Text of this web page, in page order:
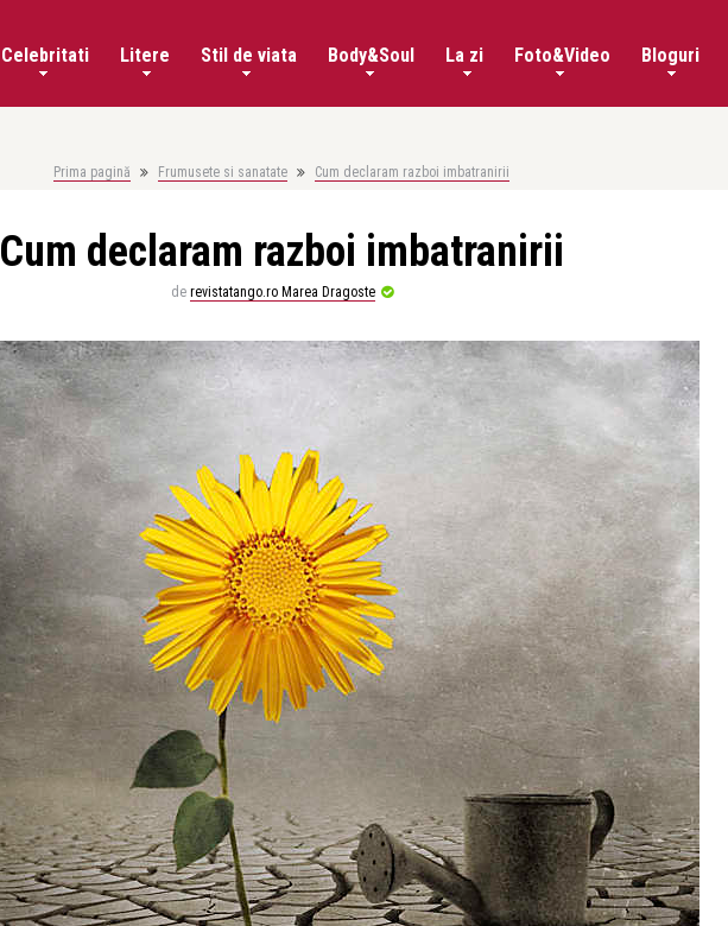
Celebritati Litere Stil de viata Body&Soul La zi Foto&Video Bloguri
Prima pagină Frumusete si sanatate Cum declaram razboi imbatranirii
Cum declaram razboi imbatranirii
de revistatango.ro Marea Dragoste